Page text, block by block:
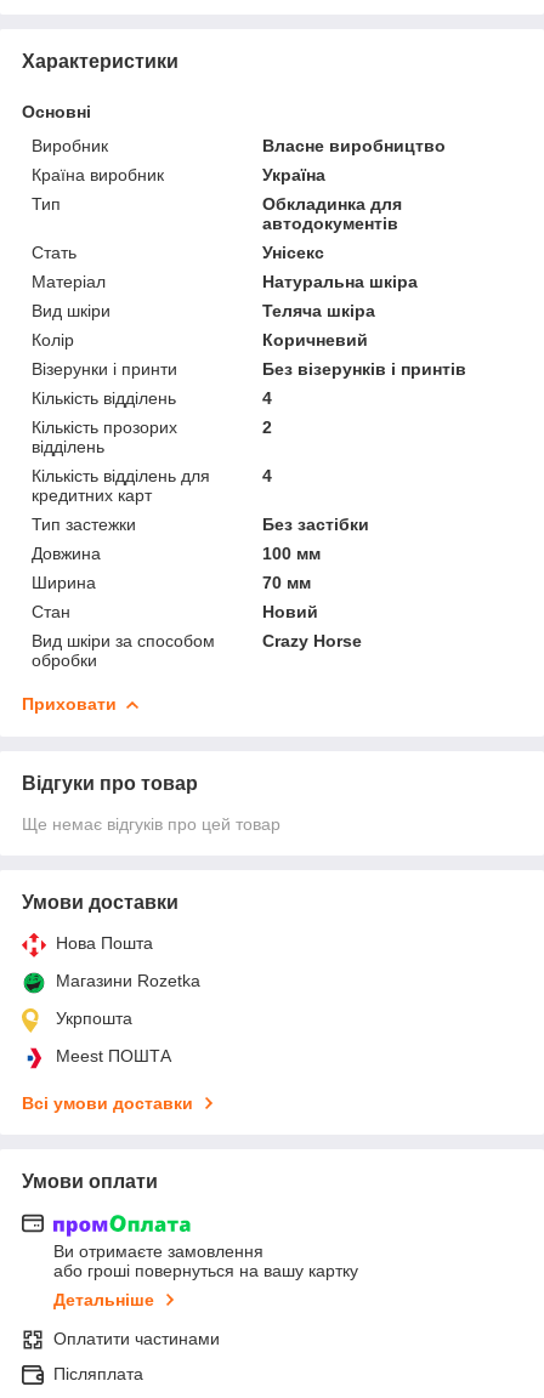
Характеристики
Основні
Виробник
Власне виробництво
Країна виробник
Україна
Тип
Обкладинка для
автодокументів
Стать
Унісекс
Матеріал
Натуральна шкіра
Вид шкіри
Теляча шкіра
Колір
Коричневий
Візерунки і принти
Без візерунків і принтів
Кількість відділень
4
Кількість прозорих
відділень
2
Кількість відділень для
кредитних карт
4
Тип застежки
Без застібки
Довжина
100 мм
Ширина
70 мм
Стан
Новий
Вид шкіри за способом
обробки
Crazy Horse
Приховати
Відгуки про товар
Ще немає відгуків про цей товар
Умови доставки
Нова Пошта
Магазини Rozetka
Укрпошта
Meest ПОШТА
Всі умови доставки
Умови оплати
Ви отримаєте замовлення
або гроші повернуться на вашу картку
Детальніше
Оплатити частинами
Післяплата